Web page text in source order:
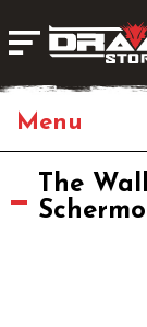
Home
The